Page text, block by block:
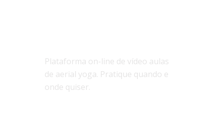
Plataforma on-line de vídeo aulas
de aerial yoga. Pratique quando e
onde quiser.